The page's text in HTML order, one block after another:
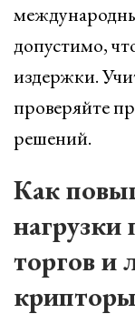
допустимо,
издержки.
проверяйте
решений.
Как
нагрузки
торгов и